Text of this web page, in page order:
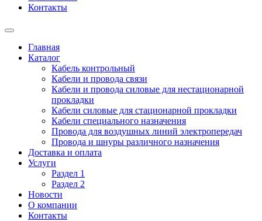
Контакты
Главная
Каталог
Кабель контрольный
Кабели и провода связи
Кабели и провода силовые для нестационарной
прокладки
Кабели силовые для стационарной прокладки
Кабели специального назначения
Провода для воздушных линий электропередач
Провода и шнуры различного назначения
Доставка и оплата
Услуги
Раздел 1
Раздел 2
Новости
О компании
Контакты